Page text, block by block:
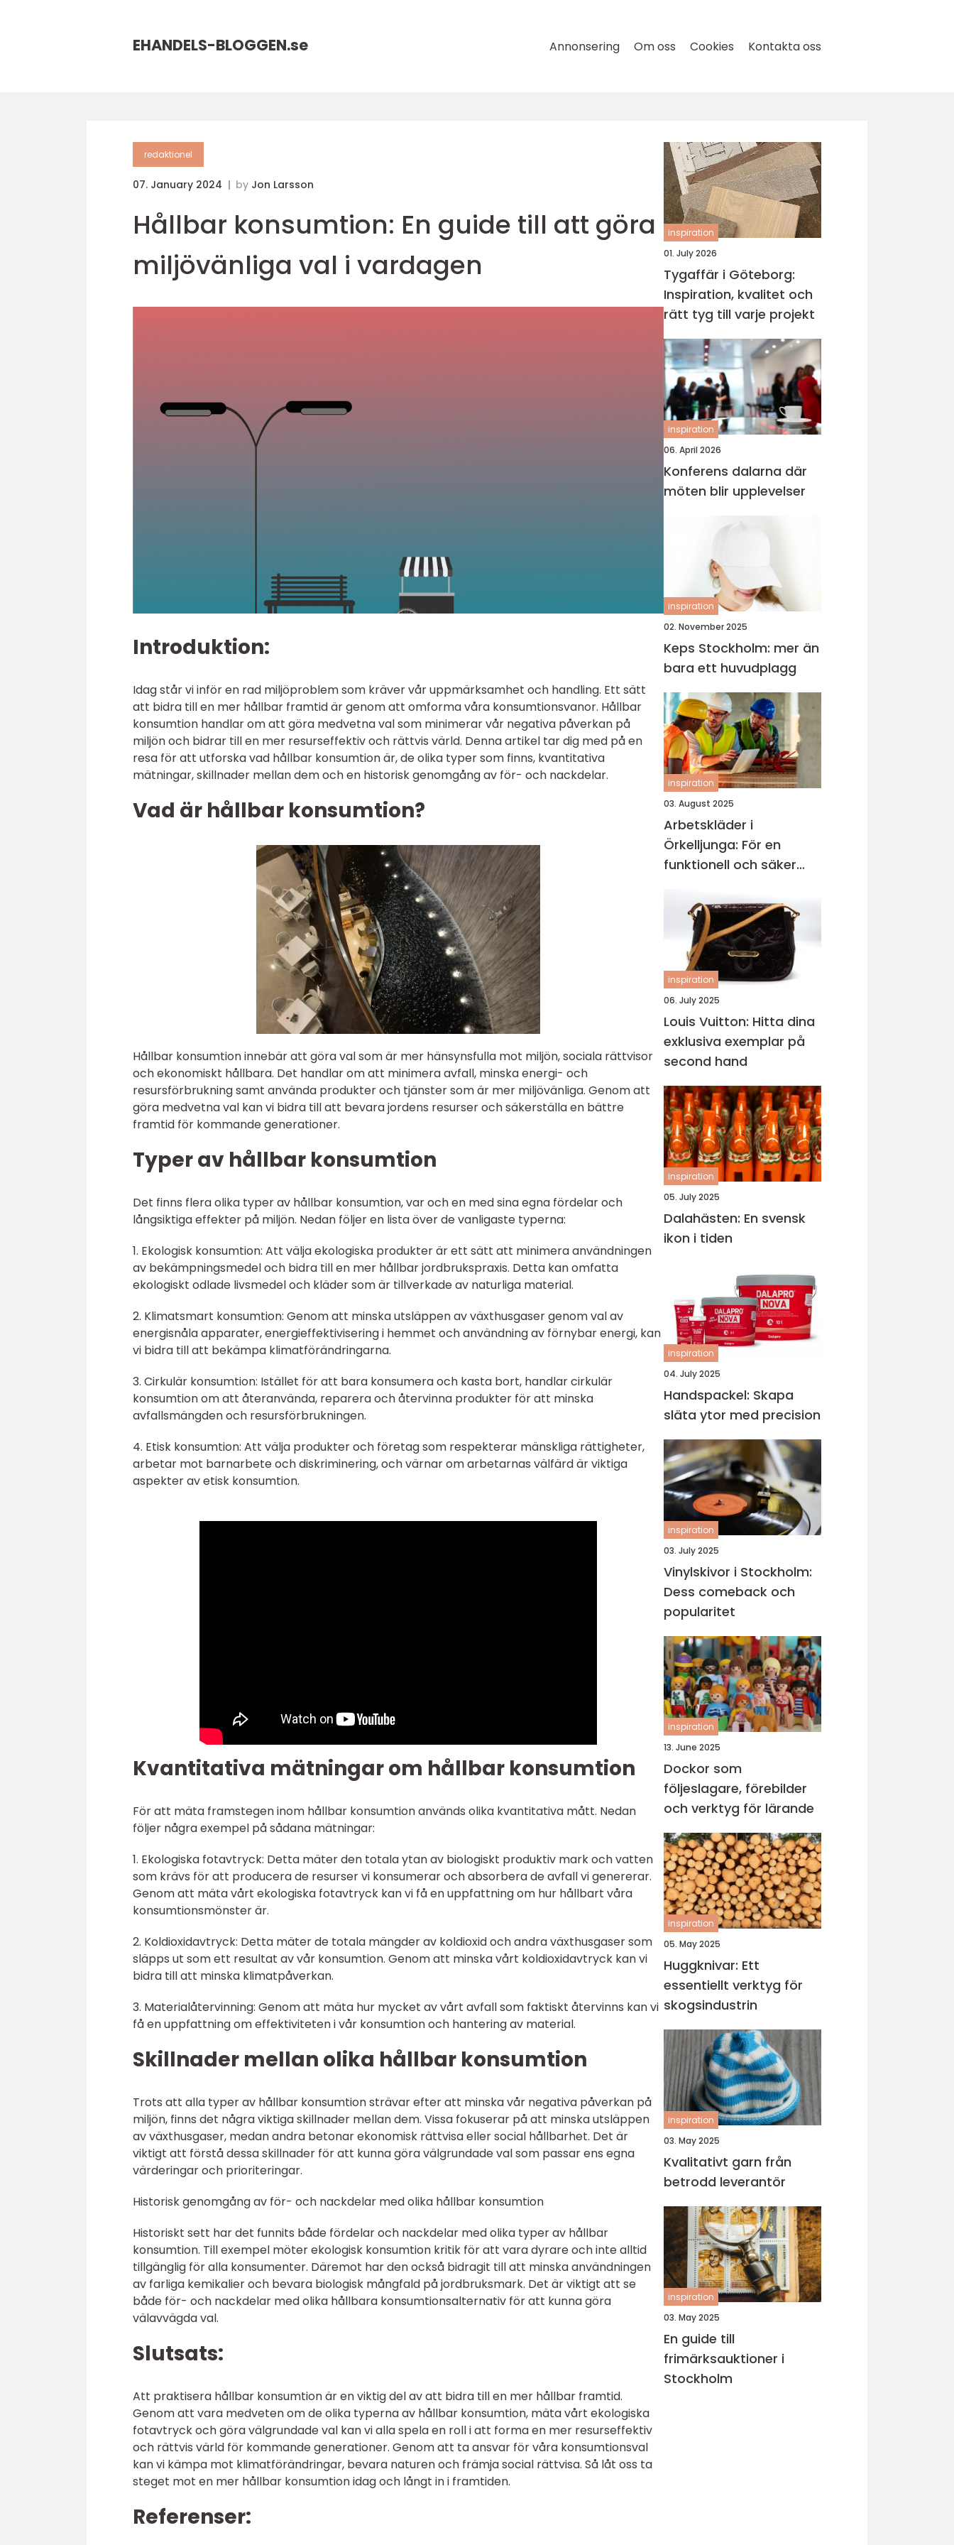
EHANDELS-BLOGGEN.se Annonsering Om oss Cookies Kontakta oss
redaktionel
07. January 2024 by Jon Larsson
Hållbar konsumtion: En guide till att göra
miljövänliga val i vardagen
Introduktion:
Idag står vi inför en rad miljöproblem som kräver vår uppmärksamhet och handling. Ett sätt
att bidra till en mer hållbar framtid är genom att omforma våra konsumtionsvanor. Hållbar
konsumtion handlar om att göra medvetna val som minimerar vår negativa påverkan på
miljön och bidrar till en mer resurseffektiv och rättvis värld. Denna artikel tar dig med på en
resa för att utforska vad hållbar konsumtion är, de olika typer som finns, kvantitativa
mätningar, skillnader mellan dem och en historisk genomgång av för- och nackdelar.
Vad är hållbar konsumtion?
Hållbar konsumtion innebär att göra val som är mer hänsynsfulla mot miljön, sociala rättvisor
och ekonomiskt hållbara. Det handlar om att minimera avfall, minska energi- och
resursförbrukning samt använda produkter och tjänster som är mer miljövänliga. Genom att
göra medvetna val kan vi bidra till att bevara jordens resurser och säkerställa en bättre
framtid för kommande generationer.
Typer av hållbar konsumtion
Det finns flera olika typer av hållbar konsumtion, var och en med sina egna fördelar och
långsiktiga effekter på miljön. Nedan följer en lista över de vanligaste typerna:
1. Ekologisk konsumtion: Att välja ekologiska produkter är ett sätt att minimera användningen
av bekämpningsmedel och bidra till en mer hållbar jordbrukspraxis. Detta kan omfatta
ekologiskt odlade livsmedel och kläder som är tillverkade av naturliga material.
2. Klimatsmart konsumtion: Genom att minska utsläppen av växthusgaser genom val av
energisnåla apparater, energieffektivisering i hemmet och användning av förnybar energi, kan
vi bidra till att bekämpa klimatförändringarna.
3. Cirkulär konsumtion: Istället för att bara konsumera och kasta bort, handlar cirkulär
konsumtion om att återanvända, reparera och återvinna produkter för att minska
avfallsmängden och resursförbrukningen.
4. Etisk konsumtion: Att välja produkter och företag som respekterar mänskliga rättigheter,
arbetar mot barnarbete och diskriminering, och värnar om arbetarnas välfärd är viktiga
aspekter av etisk konsumtion.
Kvantitativa mätningar om hållbar konsumtion
För att mäta framstegen inom hållbar konsumtion används olika kvantitativa mått. Nedan
följer några exempel på sådana mätningar:
1. Ekologiska fotavtryck: Detta mäter den totala ytan av biologiskt produktiv mark och vatten
som krävs för att producera de resurser vi konsumerar och absorbera de avfall vi genererar.
Genom att mäta vårt ekologiska fotavtryck kan vi få en uppfattning om hur hållbart våra
konsumtionsmönster är.
2. Koldioxidavtryck: Detta mäter de totala mängder av koldioxid och andra växthusgaser som
släpps ut som ett resultat av vår konsumtion. Genom att minska vårt koldioxidavtryck kan vi
bidra till att minska klimatpåverkan.
3. Materialåtervinning: Genom att mäta hur mycket av vårt avfall som faktiskt återvinns kan vi
få en uppfattning om effektiviteten i vår konsumtion och hantering av material.
Skillnader mellan olika hållbar konsumtion
Trots att alla typer av hållbar konsumtion strävar efter att minska vår negativa påverkan på
miljön, finns det några viktiga skillnader mellan dem. Vissa fokuserar på att minska utsläppen
av växthusgaser, medan andra betonar ekonomisk rättvisa eller social hållbarhet. Det är
viktigt att förstå dessa skillnader för att kunna göra välgrundade val som passar ens egna
värderingar och prioriteringar.
Historisk genomgång av för- och nackdelar med olika hållbar konsumtion
Historiskt sett har det funnits både fördelar och nackdelar med olika typer av hållbar
konsumtion. Till exempel möter ekologisk konsumtion kritik för att vara dyrare och inte alltid
tillgänglig för alla konsumenter. Däremot har den också bidragit till att minska användningen
av farliga kemikalier och bevara biologisk mångfald på jordbruksmark. Det är viktigt att se
både för- och nackdelar med olika hållbara konsumtionsalternativ för att kunna göra
välavvägda val.
Slutsats:
Att praktisera hållbar konsumtion är en viktig del av att bidra till en mer hållbar framtid.
Genom att vara medveten om de olika typerna av hållbar konsumtion, mäta vårt ekologiska
fotavtryck och göra välgrundade val kan vi alla spela en roll i att forma en mer resurseffektiv
och rättvis värld för kommande generationer. Genom att ta ansvar för våra konsumtionsval
kan vi kämpa mot klimatförändringar, bevara naturen och främja social rättvisa. Så låt oss ta
steget mot en mer hållbar konsumtion idag och långt in i framtiden.
Referenser:
inspiration
01. July 2026
Tygaffär i Göteborg:
Inspiration, kvalitet och
rätt tyg till varje projekt
inspiration
06. April 2026
Konferens dalarna där
möten blir upplevelser
inspiration
02. November 2025
Keps Stockholm: mer än
bara ett huvudplagg
inspiration
03. August 2025
Arbetskläder i
Örkelljunga: För en
funktionell och säker
inspiration
06. July 2025
Louis Vuitton: Hitta dina
exklusiva exemplar på
second hand
inspiration
05. July 2025
Dalahästen: En svensk
ikon i tiden
inspiration
04. July 2025
Handspackel: Skapa
släta ytor med precision
inspiration
03. July 2025
Vinylskivor i Stockholm:
Dess comeback och
popularitet
inspiration
13. June 2025
Dockor som
följeslagare, förebilder
och verktyg för lärande
inspiration
05. May 2025
Huggknivar: Ett
essentiellt verktyg för
skogsindustrin
inspiration
03. May 2025
Kvalitativt garn från
betrodd leverantör
inspiration
03. May 2025
En guide till
frimärksauktioner i
Stockholm